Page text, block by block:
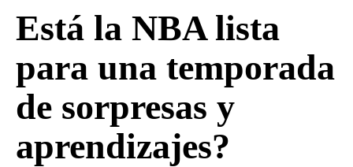
Está la NBA lista
para una temporada
de sorpresas y
aprendizajes?